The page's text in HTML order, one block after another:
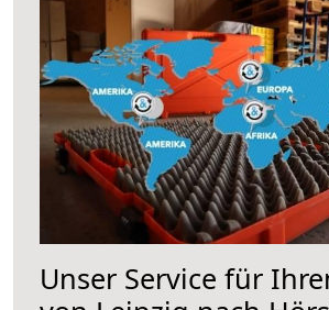
Unser Service für